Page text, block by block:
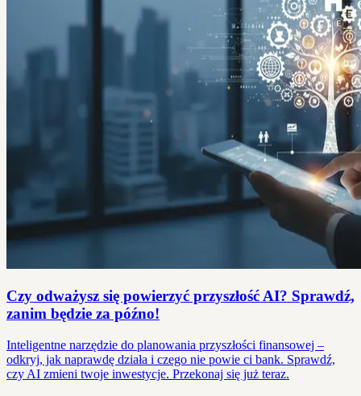
Czy odważysz się powierzyć przyszłość AI? Sprawdź,
zanim będzie za późno!
Inteligentne narzędzie do planowania przyszłości finansowej –
odkryj, jak naprawdę działa i czego nie powie ci bank. Sprawdź,
czy AI zmieni twoje inwestycje. Przekonaj się już teraz.